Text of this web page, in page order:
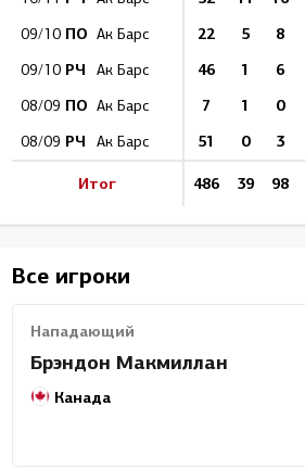
09/10 ПО Ак Барс 22 5 8
09/10 РЧ Ак Барс 46 1 6
08/09 ПО Ак Барс 7 1 0
08/09 РЧ Ак Барс 51 0 3
Итог 486 39 98
Все игроки
Нападающий
Брэндон Макмиллан
Канада